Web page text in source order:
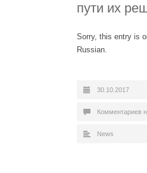
пути их
Sorry, this entry is
Russian.
30.10.2017
Комментариев
News